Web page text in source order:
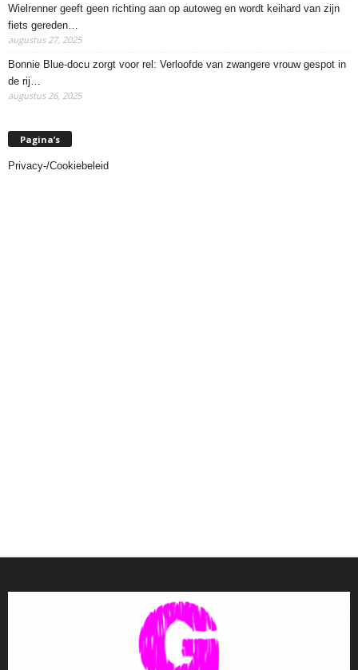
Wielrenner geeft geen richting aan op autoweg en wordt keihard van zijn
fiets gereden…
augustus 27, 2025
Bonnie Blue-docu zorgt voor rel: Verloofde van zwangere vrouw gespot in
de rij…
augustus 26, 2025
Pagina’s
Privacy-/Cookiebeleid